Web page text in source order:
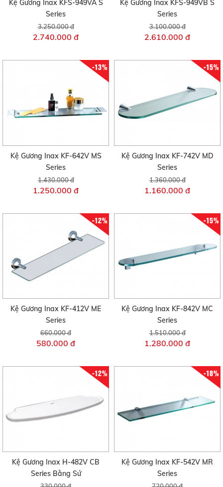
Kệ Gương Inax KFS-949VA S
Series
3.250.000 đ
2.740.000 đ
Kệ Gương Inax KFS-949VB S
Series
3.100.000 đ
2.610.000 đ
-13%
Kệ Gương Inax KF-642V MS
Series
1.430.000 đ
1.250.000 đ
-15%
Kệ Gương Inax KF-742V MD
Series
1.360.000 đ
1.160.000 đ
-12%
Kệ Gương Inax KF-412V ME
Series
660.000 đ
580.000 đ
-15%
Kệ Gương Inax KF-842V MC
Series
1.510.000 đ
1.280.000 đ
-12%
Kệ Gương Inax H-482V CB
Series Bằng Sứ
-18%
Kệ Gương Inax KF-542V MR
Series